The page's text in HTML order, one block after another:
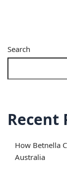
Search
Recent
How Betnella
Australia